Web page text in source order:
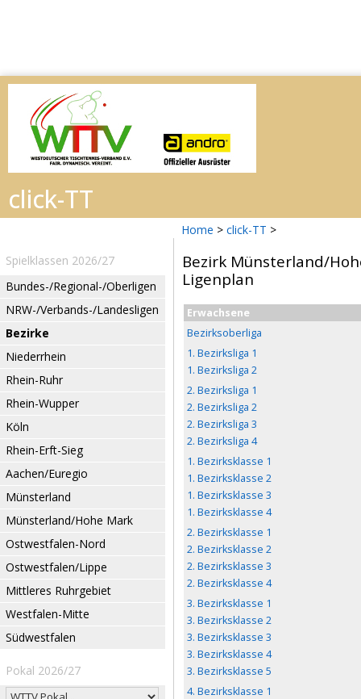
Home > click-TT >
Spielklassen 2026/27
Bundes-/Regional-/Oberligen
NRW-/Verbands-/Landesligen
Bezirke
Niederrhein
Rhein-Ruhr
Rhein-Wupper
Köln
Rhein-Erft-Sieg
Aachen/Euregio
Münsterland
Münsterland/Hohe Mark
Ostwestfalen-Nord
Ostwestfalen/Lippe
Mittleres Ruhrgebiet
Westfalen-Mitte
Südwestfalen
Pokal 2026/27
Bezirk Münsterland/
Ligenplan
Erwachsene
Bezirksoberliga
1. Bezirksliga 1
1. Bezirksliga 2
2. Bezirksliga 1
2. Bezirksliga 2
2. Bezirksliga 3
2. Bezirksliga 4
1. Bezirksklasse 1
1. Bezirksklasse 2
1. Bezirksklasse 3
1. Bezirksklasse 4
2. Bezirksklasse 1
2. Bezirksklasse 2
2. Bezirksklasse 3
2. Bezirksklasse 4
3. Bezirksklasse 1
3. Bezirksklasse 2
3. Bezirksklasse 3
3. Bezirksklasse 4
3. Bezirksklasse 5
4. Bezirksklasse 1